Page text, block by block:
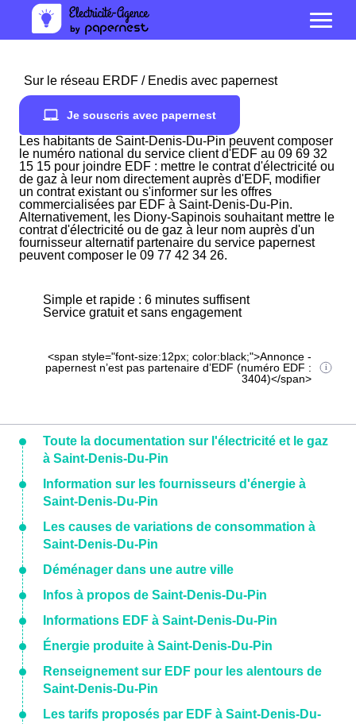
Sur le réseau ERDF / Enedis avec papernest
Je souscris avec papernest
Les habitants de Saint-Denis-Du-Pin peuvent composer
le numéro national du service client d'EDF au 09 69 32
15 15 pour joindre EDF : mettre le contrat d'électricité ou
de gaz à leur nom directement auprès d'EDF, modifier
un contrat existant ou s'informer sur les offres
commercialisées par EDF à Saint-Denis-Du-Pin.
Alternativement, les Diony-Sapinois souhaitant mettre le
contrat d'électricité ou de gaz à leur nom auprès d'un
fournisseur alternatif partenaire du service papernest
peuvent composer le 09 77 42 34 26.
Simple et rapide : 6 minutes suffisent
Service gratuit et sans engagement
<span style="font-size:12px; color:black;">Annonce -
papernest n’est pas partenaire d’EDF (numéro EDF :
3404)</span>
Toute la documentation sur l'électricité et le gaz
à Saint-Denis-Du-Pin
Information sur les fournisseurs d'énergie à
Saint-Denis-Du-Pin
Les causes de variations de consommation à
Saint-Denis-Du-Pin
Déménager dans une autre ville
Infos à propos de Saint-Denis-Du-Pin
Informations EDF à Saint-Denis-Du-Pin
Énergie produite à Saint-Denis-Du-Pin
Renseignement sur EDF pour les alentours de
Saint-Denis-Du-Pin
Les tarifs proposés par EDF à Saint-Denis-Du-